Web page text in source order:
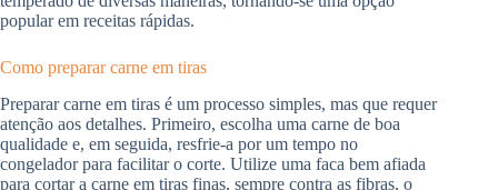
popular em receitas rápidas.
Como preparar carne em tiras
Preparar carne em tiras é um processo simples, mas que requer
atenção aos detalhes. Primeiro, escolha uma carne de boa
qualidade e, em seguida, resfrie-a por um tempo no
congelador para facilitar o corte. Utilize uma faca bem afiada
para cortar a carne em tiras finas, sempre contra as fibras, o